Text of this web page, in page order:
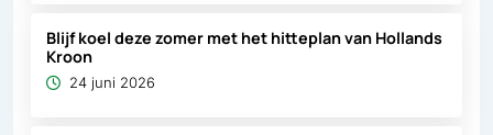
Blijf koel deze zomer met het hitteplan van Hollands
Kroon
24 juni 2026